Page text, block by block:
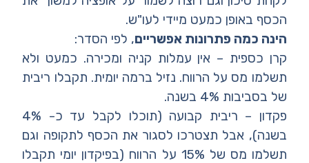
הכסף באופן כמעט מיידי לעו"ש.
הינה כמה פתרונות אפשריים, לפי הסדר:
קרן כספית – אין עמלות קניה ומכירה. כמעט ולא
תשלמו מס על הרווח. נזיל ברמה יומית. תקבלו ריבית
של בסביבות 4% בשנה.
פקדון – ריבית קבועה (תוכלו לקבל עד כ- 4%
בשנה), אבל תצטרכו לסגור את הכסף לתקופה וגם
תשלמו מס של 15% על הרווח (בפיקדון יומי תקבלו